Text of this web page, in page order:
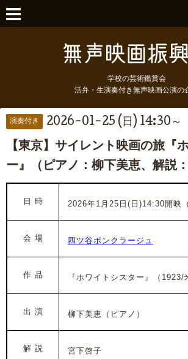
学校の芸術鑑賞会
活弁・生演奏付き無声映画公演の
演奏付き 2026-01-25 (日) 14:30～
【東京】サイレント映画の旅『
ー』（ピアノ：柳下美恵、解説：
日 時 2026年1月25日(日)14:30開映
会 場 四ツ谷ボンクラージュ
作 品 『ホワイトシスター』（1923/
出 演 柳下美恵 （ピアノ）
解 説 宮下啓子